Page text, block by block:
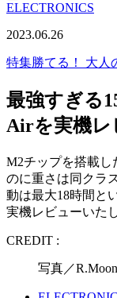
ELECTRONICS
2023.06.26
特集勝てる！ 大人
最強すぎる
Airを実機レ
M2チップを搭載し
のに重さは同クラ
動は最大18時間と
実機レビューいた
CREDIT :
写真／